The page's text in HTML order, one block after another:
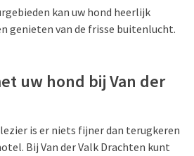
kan uw hond heerlijk
genieten van de frisse buitenlucht.
uw hond bij Van der
is er niets fijner dan terugkeren
Bij Van der Valk Drachten kunt